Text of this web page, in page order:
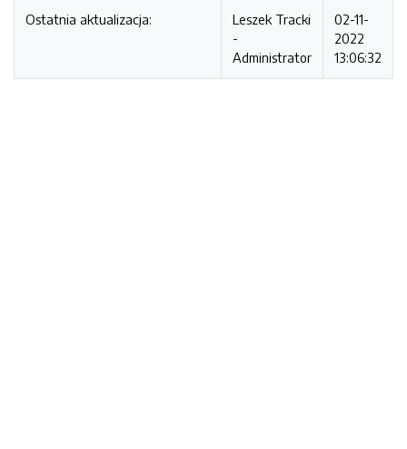
Ostatnia aktualizacja:
Leszek Tracki
-
Administrator
02-11-
2022
13:06:32